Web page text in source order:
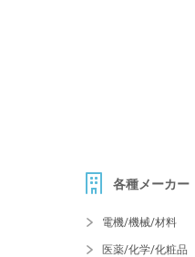
各種メーカー
電機/機械/材料
医薬/化学/化粧品